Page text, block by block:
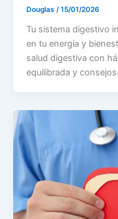
Douglas /15/01/2026
Tu sistema digestivo
en tu energía y
salud digestiva con
equilibrada y